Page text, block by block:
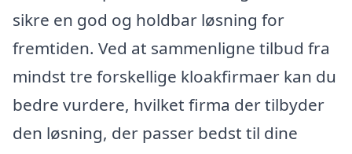
sikre en god og holdbar løsning for
fremtiden. Ved at sammenligne tilbud fra
mindst tre forskellige kloakfirmaer kan du
bedre vurdere, hvilket firma der tilbyder
den løsning, der passer bedst til dine